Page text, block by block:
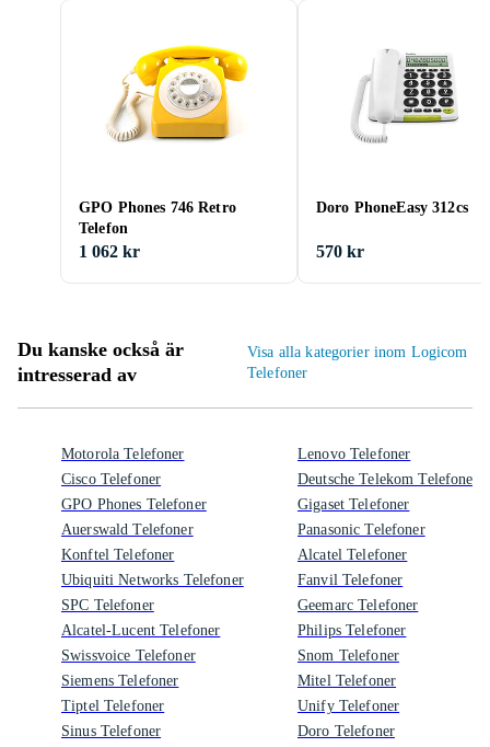
GPO Phones 746 Retro
Telefon
1 062 kr
Doro PhoneEasy 312cs
570 kr
Du kanske också är
intresserad av
Visa alla kategorier inom Logicom
Telefoner
Motorola Telefoner
Cisco Telefoner
GPO Phones Telefoner
Auerswald Telefoner
Konftel Telefoner
Ubiquiti Networks Telefoner
SPC Telefoner
Alcatel-Lucent Telefoner
Swissvoice Telefoner
Siemens Telefoner
Tiptel Telefoner
Sinus Telefoner
Lenovo Telefoner
Deutsche Telekom Telefoner
Gigaset Telefoner
Panasonic Telefoner
Alcatel Telefoner
Fanvil Telefoner
Geemarc Telefoner
Philips Telefoner
Snom Telefoner
Mitel Telefoner
Unify Telefoner
Doro Telefoner